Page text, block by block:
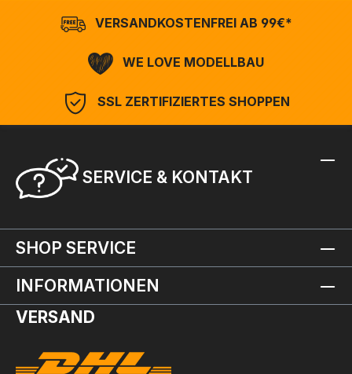
VERSANDKOSTENFREI AB 99€*
WE LOVE MODELLBAU
SSL ZERTIFIZIERTES SHOPPEN
SERVICE & KONTAKT
SHOP SERVICE
INFORMATIONEN
VERSAND